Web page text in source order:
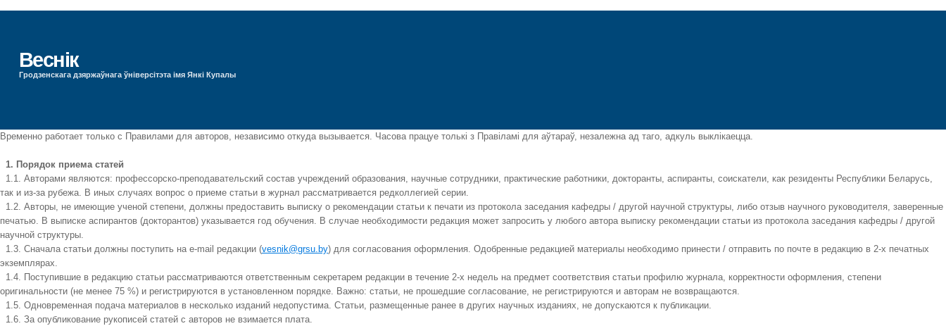
Веснік
Гродзенскага дзяржаўнага ўніверсітэта імя Янкі Купалы
Временно работает только с Правилами для авторов, независимо откуда вызывается. Часова працуе толькі з Правіламі для аўтараў, незалежна ад таго, адкуль выклікаецца.
1. Порядок приема статей
1.1. Авторами являются: профессорско-преподавательский состав учреждений образования, научные сотрудники, практические работники, докторанты, аспиранты, соискатели, как резиденты Республики Беларусь,
так и из-за рубежа. В иных случаях вопрос о приеме статьи в журнал рассматривается редколлегией серии.
1.2. Авторы, не имеющие ученой степени, должны предоставить выписку о рекомендации статьи к печати из протокола заседания кафедры / другой научной структуры, либо отзыв научного руководителя, заверенные
печатью. В выписке аспирантов (докторантов) указывается год обучения. В случае необходимости редакция может запросить у любого автора выписку рекомендации статьи из протокола заседания кафедры / другой
научной структуры.
1.3. Сначала статьи должны поступить на e-mail редакции (vesnik@grsu.by) для согласования оформления. Одобренные редакцией материалы необходимо принести / отправить по почте в редакцию в 2-х печатных
экземплярах.
1.4. Поступившие в редакцию статьи рассматриваются ответственным секретарем редакции в течение 2-х недель на предмет соответствия статьи профилю журнала, корректности оформления, степени
оригинальности (не менее 75 %) и регистрируются в установленном порядке. Важно: статьи, не прошедшие согласование, не регистрируются и авторам не возвращаются.
1.5. Одновременная подача материалов в несколько изданий недопустима. Статьи, размещенные ранее в других научных изданиях, не допускаются к публикации.
1.6. За опубликование рукописей статей с авторов не взимается плата.